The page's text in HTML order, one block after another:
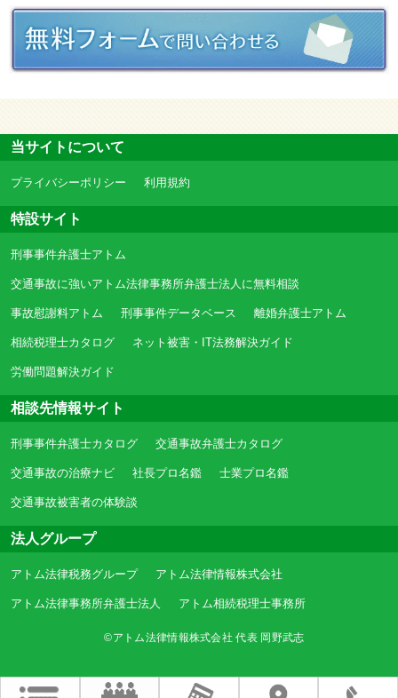
当サイトについて
プライバシーポリシー 利用規約
特設サイト
刑事事件弁護士アトム
交通事故に強いアトム法律事務所弁護士法人に無料相談
事故慰謝料アトム 刑事事件データベース 離婚弁護士アトム
相続税理士カタログ ネット被害・IT法務解決ガイド
労働問題解決ガイド
相談先情報サイト
刑事事件弁護士カタログ 交通事故弁護士カタログ
交通事故の治療ナビ 社長プロ名鑑 士業プロ名鑑
交通事故被害者の体験談
法人グループ
アトム法律税務グループ アトム法律情報株式会社
アトム法律事務所弁護士法人 アトム相続税理士事務所
©アトム法律情報株式会社 代表 岡野武志